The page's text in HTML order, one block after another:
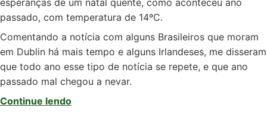
esperanças de um natal quente, como aconteceu ano
passado, com temperatura de 14ºC.
Comentando a notícia com alguns Brasileiros que moram
em Dublin há mais tempo e alguns Irlandeses, me disseram
que todo ano esse tipo de notícia se repete, e que ano
passado mal chegou a nevar.
Continue lendo